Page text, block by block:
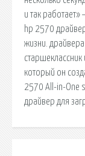
и так
hp 2570
жизни.
который он
2570 All-in-One
драйвер для